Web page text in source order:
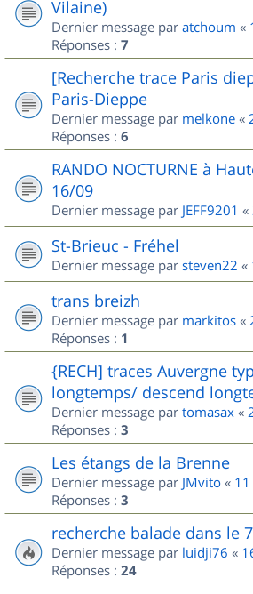
Vilaine)
Dernier message par atchoum «
Réponses : 7
[Recherche trace Paris
Paris-Dieppe
Dernier message par melkone «
Réponses : 6
RANDO NOCTURNE à
16/09
Dernier message par JEFF9201 «
St-Brieuc - Fréhel
Dernier message par steven22 «
trans breizh
Dernier message par markitos «
Réponses : 1
{RECH] traces Auvergne
longtemps/ descend
Dernier message par tomasax «
Réponses : 3
Les étangs de la Brenne
Dernier message par JMvito «
Réponses : 3
recherche balade dans le
Dernier message par luidji76 «
Réponses : 24